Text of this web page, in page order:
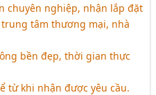
chuyên nghiệp, nhận lắp đặt
tâm thương mại, nhà
bền đẹp, thời gian thực
từ khi nhận được yêu cầu.